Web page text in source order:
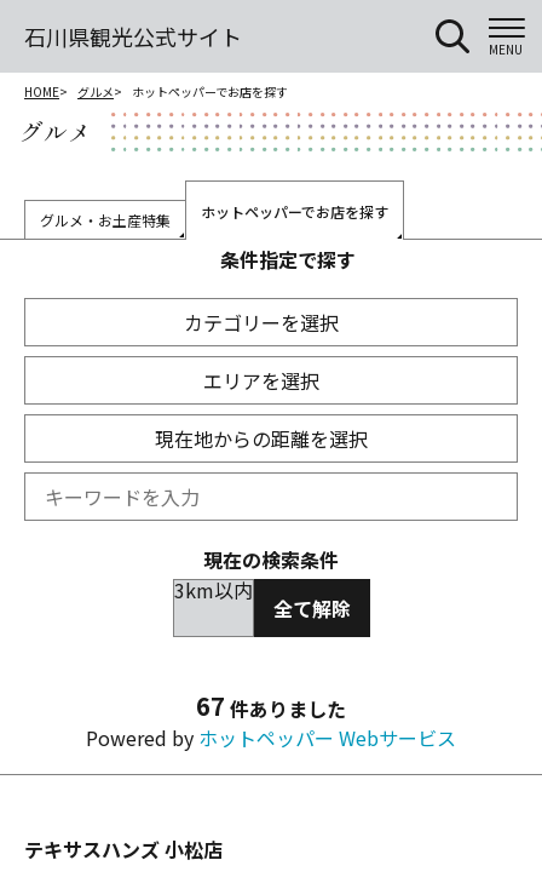
石川県観光公式サイト MENU
HOME グルメ ホットペッパーでお店を探す
グルメ
グルメ・お土産特集 ホットペッパーでお店を探す
条件指定で探す
カテゴリーを選択
エリアを選択
現在地からの距離を選択
現在の検索条件
3km以内
全て解除
67 件ありました
Powered by ホットペッパー Webサービス
テキサスハンズ 小松店